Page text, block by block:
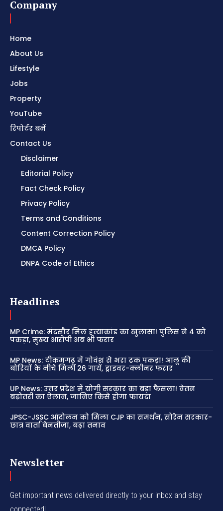
Company
Home
About Us
Lifestyle
Jobs
Property
YouTube
रिपोर्टर बनें
Contact Us
Disclaimer
Editorial Policy
Fact Check Policy
Privacy Policy
Terms and Conditions
Content Correction Policy
DMCA Policy
DNPA Code of Ethics
Headlines
MP Crime: मंदसौर मिल हत्याकांड का खुलासा! पुलिस ने 4 को
पकड़ा, मुख्य आरोपी अब भी फरार
MP News: टीकमगढ़ में गोवंश से भरा ट्रक पकड़ा! आलू की
बोरियों के नीचे मिलीं 26 गायें, ड्राइवर-क्लीनर फरार
UP News: उत्तर प्रदेश में योगी सरकार का बड़ा फैसला! वेतन
बढ़ोतरी का ऐलान, जानिए किसे होगा फायदा
JPSC-JSSC आंदोलन को मिला CJP का समर्थन, सोरेन सरकार-
छात्र वार्ता बेनतीजा, बढ़ा तनाव
Newsletter
Get important news delivered directly to your inbox and stay